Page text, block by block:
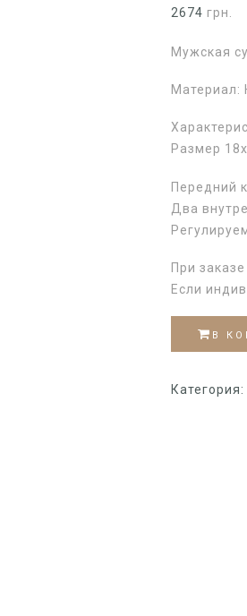
2674 грн.
Мужская
Материал:
Размер
Передний
Два
При
Если
В
Категория: